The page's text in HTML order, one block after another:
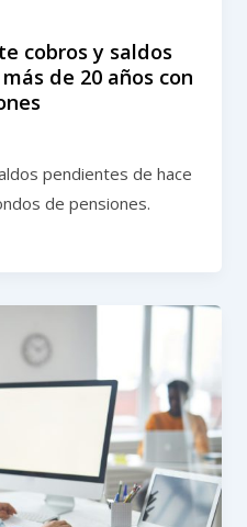
cobros y saldos
de 20 años con
pendientes de hace
de pensiones.